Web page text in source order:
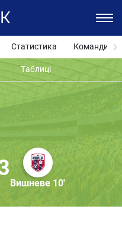
Статистика Команди
Таблиці
Вишневе 10'